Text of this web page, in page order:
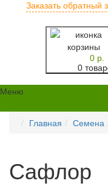
Заказать обратный
0 р.
0
Меню
Главная Семена
Сафлор